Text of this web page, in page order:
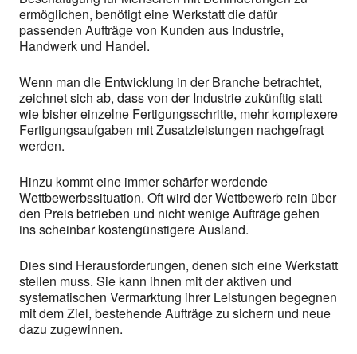
ermöglichen, benötigt eine Werkstatt die dafür
passenden Aufträge von Kunden aus Industrie,
Handwerk und Handel.
Wenn man die Entwicklung in der Branche betrachtet,
zeichnet sich ab, dass von der Industrie zukünftig statt
wie bisher einzelne Fertigungsschritte, mehr komplexere
Fertigungsaufgaben mit Zusatzleistungen nachgefragt
werden.
Hinzu kommt eine immer schärfer werdende
Wettbewerbssituation. Oft wird der Wettbewerb rein über
den Preis betrieben und nicht wenige Aufträge gehen
ins scheinbar kostengünstigere Ausland.
Dies sind Herausforderungen, denen sich eine Werkstatt
stellen muss. Sie kann ihnen mit der aktiven und
systematischen Vermarktung ihrer Leistungen begegnen
mit dem Ziel, bestehende Aufträge zu sichern und neue
dazu zugewinnen.